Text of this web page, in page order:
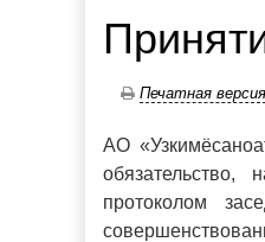
Печатная версия
АО
обязательство,
протоколом